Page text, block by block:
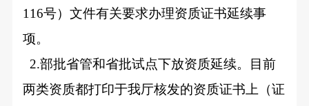
116号）文件有关要求办理资质证书延续事
项。
2.部批省管和省批试点下放资质延续。目前
两类资质都打印于我厅核发的资质证书上（证